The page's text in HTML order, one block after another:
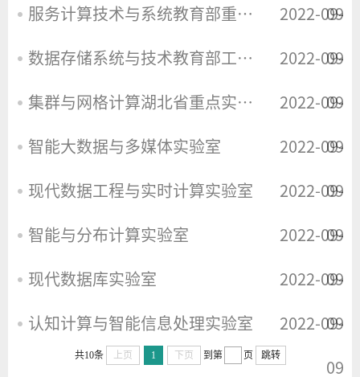
09
服务计算技术与系统教育部重点实验室 2022-09-
09
数据存储系统与技术教育部工程中心 2022-09-
09
集群与网格计算湖北省重点实验室 2022-09-
09
智能大数据与多媒体实验室 2022-09-
09
现代数据工程与实时计算实验室 2022-09-
09
智能与分布计算实验室 2022-09-
09
现代数据库实验室 2022-09-
09
认知计算与智能信息处理实验室 2022-09-
09
共10条 上页 1 下页 到第 页 跳转